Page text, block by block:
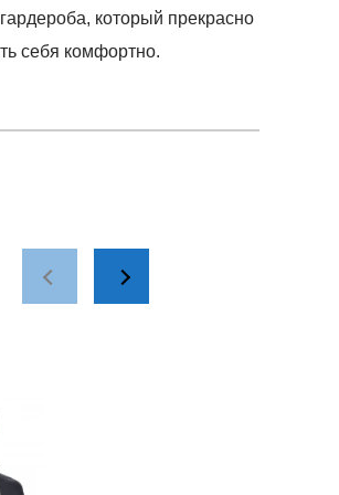
который прекрасно
себя комфортно.